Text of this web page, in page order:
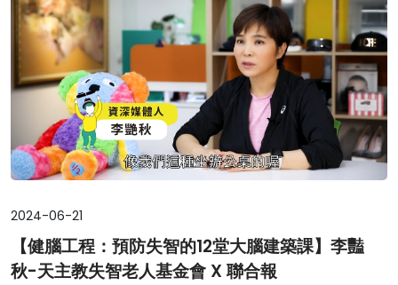
2024-06-21
【健腦工程：預防失智的12堂大腦建築課】李豔
秋-天主教失智老人基金會 X 聯合報